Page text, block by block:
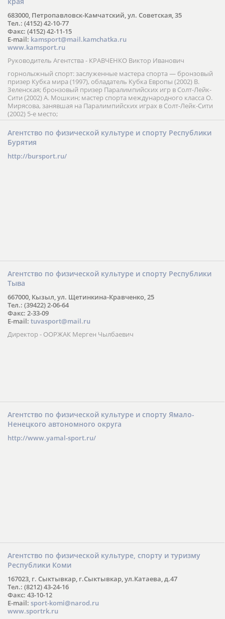
683000, Петропавловск-Камчатский, ул. Советская, 35
Тел.: (4152) 42-10-77
Факс: (4152) 42-11-15
E-mail: kamsport@mail.kamchatka.ru
www.kamsport.ru
Руководитель Агентства - КРАВЧЕНКО Виктор Иванович
горнолыжный спорт: заслуженные мастера спорта — бронзовый
призер Кубка мира (1997), обладатель Кубка Европы (2002) В.
Зеленская; бронзовый призер Паралимпийских игр в Солт-Лейк-
Сити (2002) А. Мошкин; мастер спорта международного класса О.
Мирясова, занявшая на Паралимпийских играх в Солт-Лейк-Сити
(2002) 5-е место;
Агентство по физической культуре и спорту Республики
Бурятия
http://bursport.ru/
Агентство по физической культуре и спорту Республики
Тыва
667000, Кызыл, ул. Щетинкина-Кравченко, 25
Тел.: (39422) 2-06-64
Факс: 2-33-09
E-mail: tuvasport@mail.ru
Директор - ООРЖАК Мерген Чылбаевич
Агентство по физической культуре и спорту Ямало-
Ненецкого автономного округа
http://www.yamal-sport.ru/
Агентство по физической культуре, спорту и туризму
Республики Коми
167023, г. Сыктывкар, г.Сыктывкар, ул.Катаева, д.47
Тел.: (8212) 43-24-16
Факс: 43-10-12
E-mail: sport-komi@narod.ru
www.sportrk.ru